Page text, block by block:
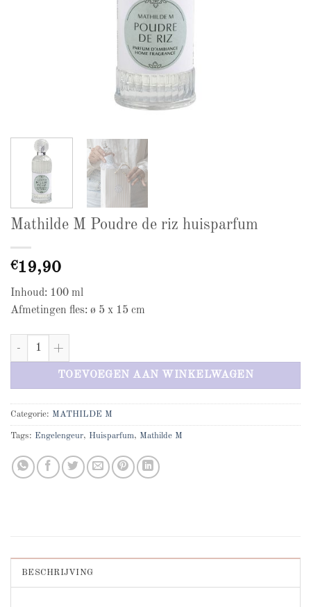
Mathilde M Poudre de riz huisparfum
€19,90
Inhoud: 100 ml
Afmetingen fles: ø 5 x 15 cm
Mathilde M Poudre de riz huisparfum aantal
TOEVOEGEN AAN WINKELWAGEN
Categorie: MATHILDE M
Tags: Engelengeur, Huisparfum, Mathilde M
BESCHRIJVING